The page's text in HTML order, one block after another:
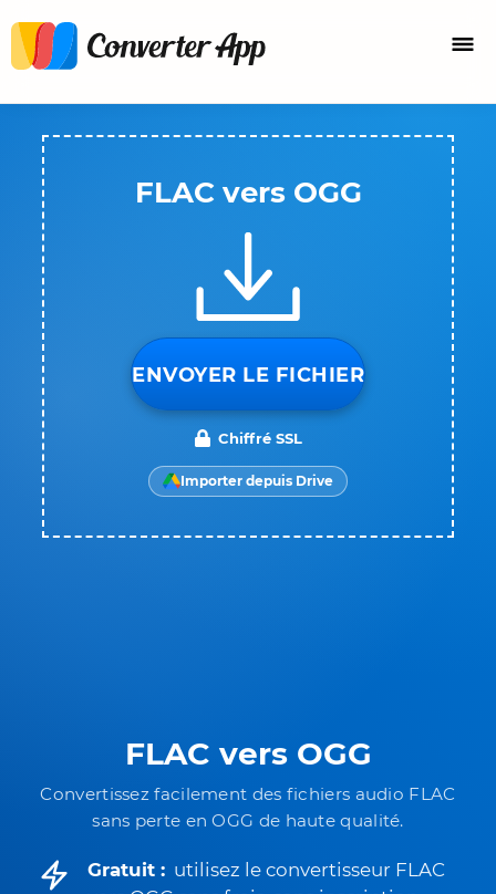
FLAC vers OGG
Convertissez facilement des fichiers audio FLAC
sans perte en OGG de haute qualité.
Gratuit : utilisez le convertisseur FLAC
FLAC vers OGG
ENVOYER LE FICHIER
Chiffré SSL
Importer depuis Drive